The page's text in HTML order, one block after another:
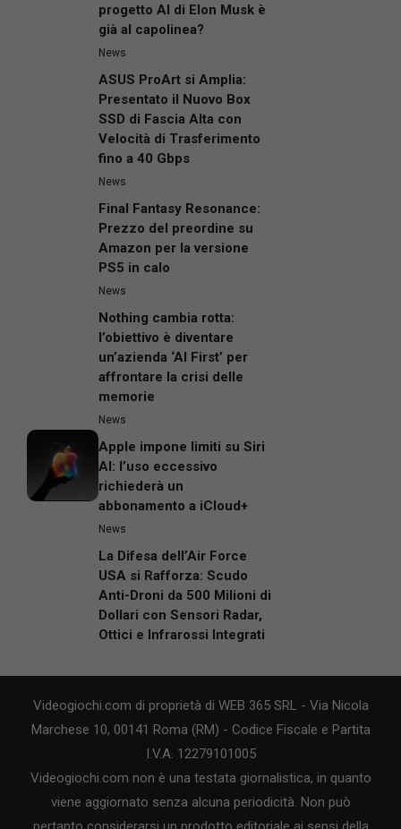
progetto AI di Elon Musk è
già al capolinea?
News
ASUS ProArt si Amplia:
Presentato il Nuovo Box
SSD di Fascia Alta con
Velocità di Trasferimento
fino a 40 Gbps
News
Final Fantasy Resonance:
Prezzo del preordine su
Amazon per la versione
PS5 in calo
News
Nothing cambia rotta:
l’obiettivo è diventare
un’azienda ‘AI First’ per
affrontare la crisi delle
memorie
News
Apple impone limiti su Siri
AI: l’uso eccessivo
richiederà un
abbonamento a iCloud+
News
La Difesa dell’Air Force
USA si Rafforza: Scudo
Anti-Droni da 500 Milioni di
Dollari con Sensori Radar,
Ottici e Infrarossi Integrati
Videogiochi.com di proprietà di WEB 365 SRL - Via Nicola
Marchese 10, 00141 Roma (RM) - Codice Fiscale e Partita
I.V.A. 12279101005
Videogiochi.com non è una testata giornalistica, in quanto
viene aggiornato senza alcuna periodicità. Non può